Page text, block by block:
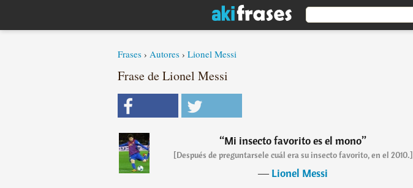
Frases › Autores › Lionel Messi
Frase de Lionel Messi
“Mi insecto favorito es el mono”
[Después de preguntarsele cuál era su insecto favorito, en el 2010.]
―Lionel Messi